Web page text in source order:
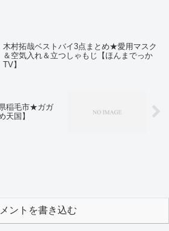
木村拓哉ベストバイ3点まとめ★愛用マスク
＆空気入れ＆立つしゃもじ【ほんまでっか
TV】
稲毛市★ガガ
天国】
ントを書き込む